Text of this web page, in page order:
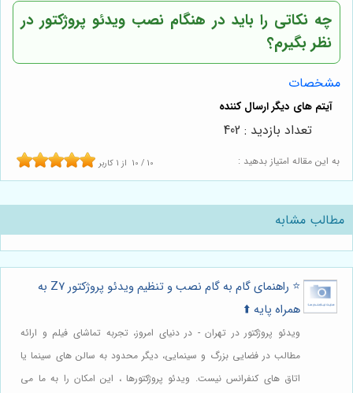
چه نکاتی را باید در هنگام نصب ویدئو پروژکتور در
نظر بگیرم؟
مشخصات
به این مقاله امتیاز بدهید : 10 / 10 از 1 کاربر
تعداد بازدید : 402
مطالب مشابه
⭐️ راهنمای گام به گام نصب و تنظیم ویدئو پروژکتور Z7 به
همراه پایه ⬆️
ویدئو پروژکتور در تهران - در دنیای امروز، تجربه تماشای فیلم و ارائه
مطالب در فضایی بزرگ و سینمایی، دیگر محدود به سالن های سینما یا
اتاق های کنفرانس نیست. ویدئو پروژکتورها ، این امکان را به ما می